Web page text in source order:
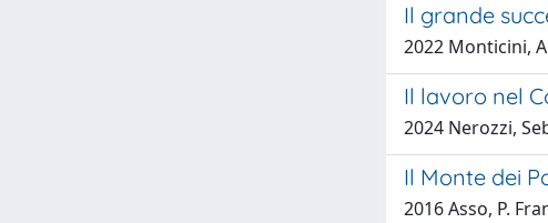
Il grande
2022 Monticini,
Il lavoro nel
2024 Nerozzi,
Il Monte dei
2016 Asso, P.